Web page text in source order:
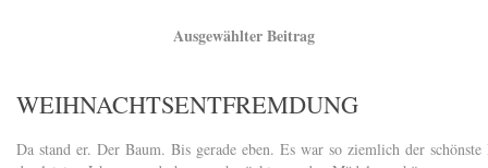
Ausgewählter Beitrag
WEIHNACHTSENTFREMDUNG
Da stand er. Der Baum. Bis gerade eben. Es war so ziemlich der schönste